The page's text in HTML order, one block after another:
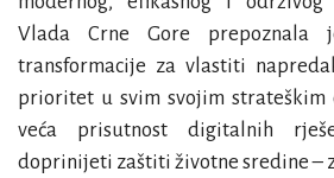
Vlada Crne Gore prepoznala
transformacije za vlastiti
prioritet u svim svojim strateškim
veća prisutnost digitalnih
doprinijeti zaštiti životne sredine –